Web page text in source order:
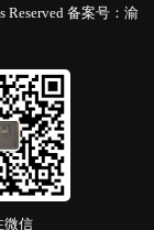
备案号：渝
微信